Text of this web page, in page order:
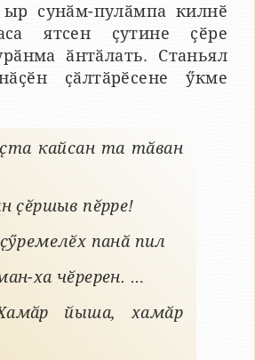
сунӑм-пулӑмпа килнӗ
ятсен ҫутине ҫӗре
ӑнтӑлать. Станьял
ҫӑлтӑрӗсене ӳкме
кайсан та тӑван
ҫӗршыв пӗрре!
панӑ пил
ха чӗререн. …
йыша, хамӑр